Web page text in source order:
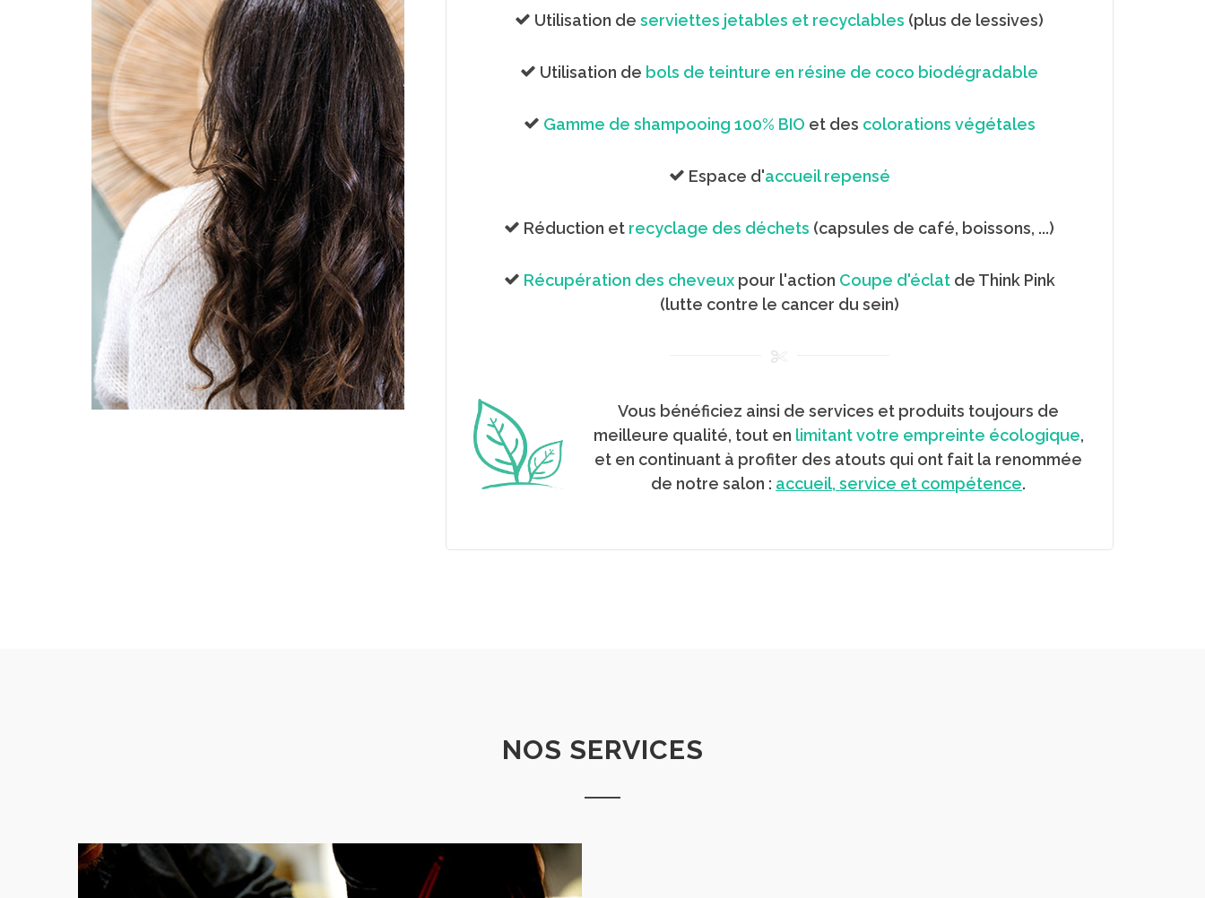
Utilisation deserviettes jetables et recyclables (plus de lessives)
Utilisation de bols de teinture en résine de coco biodégradable
Gamme de shampooing 100% BIO et des colorations végétales
Espace d'accueil repensé
Réduction et recyclage des déchets (capsules de café, boissons, ...)
Récupération des cheveuxpour l'action Coupe d'éclatde Think Pink
(lutte contre le cancer du sein)
Vous bénéficiez ainsi de services et produits toujours de
meilleure qualité, tout en limitant votre empreinte écologique,
et en continuant à profiter des atouts qui ont fait la renommée
de notre salon : accueil, service et compétence.
NOS SERVICES